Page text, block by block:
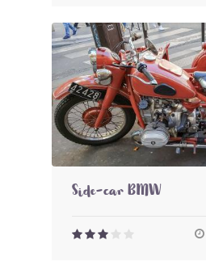
Side-car BMW